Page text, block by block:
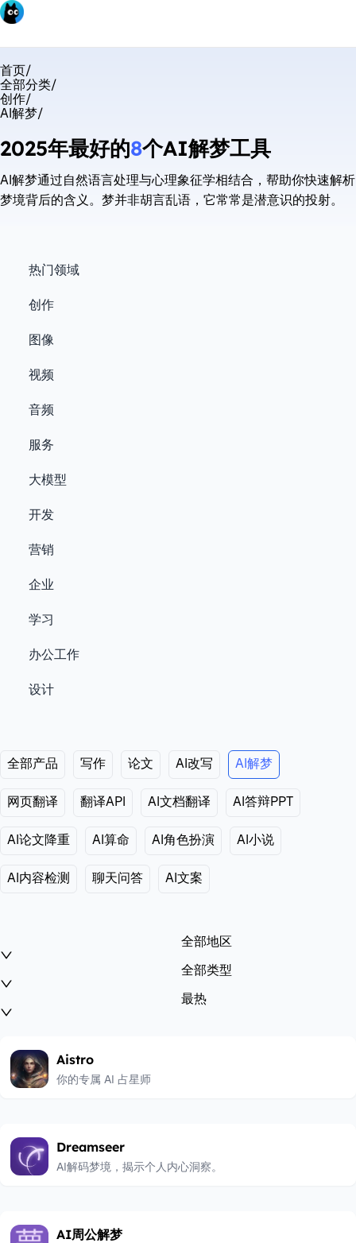
首页/
全部分类/
创作/
AI解梦/
2025年最好的8个AI解梦工具
AI解梦通过自然语言处理与心理象征学相结合，帮助你快速解析
梦境背后的含义。梦并非胡言乱语，它常常是潜意识的投射。
热门领域
创作
图像
视频
音频
服务
大模型
开发
营销
企业
学习
办公工作
设计
全部产品 写作 论文 AI改写 AI解梦
网页翻译 翻译API AI文档翻译 AI答辩PPT
AI论文降重 AI算命 AI角色扮演 AI小说
AI内容检测 聊天问答 AI文案
全部地区
全部类型
最热
Aistro
你的专属 AI 占星师
Dreamseer
AI解码梦境，揭示个人内心洞察。
AI周公解梦